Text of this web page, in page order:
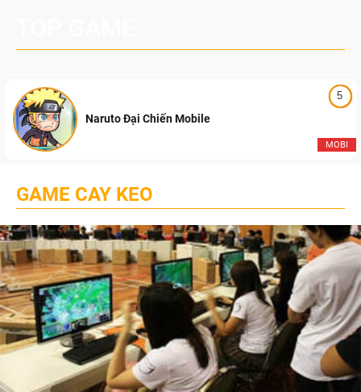
5
MOBI
Naruto Đại Chiến Mobile
GAME CAY KEO